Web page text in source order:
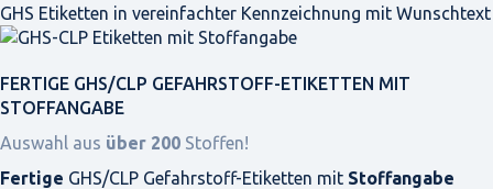
GHS Etiketten in vereinfachter Kennzeichnung mit Wunschtext
FERTIGE GHS/CLP GEFAHRSTOFF-ETIKETTEN MIT
STOFFANGABE
Auswahl aus über 200 Stoffen!
Fertige GHS/CLP Gefahrstoff-Etiketten mit Stoffangabe